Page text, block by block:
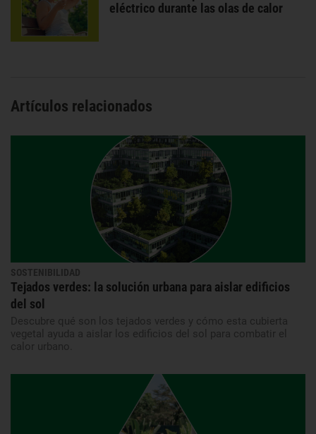
eléctrico durante las olas de calor
Artículos relacionados
SOSTENIBILIDAD
Tejados verdes: la solución urbana para aislar edificios
del sol
Descubre qué son los tejados verdes y cómo esta cubierta
vegetal ayuda a aislar los edificios del sol para combatir el
calor urbano.